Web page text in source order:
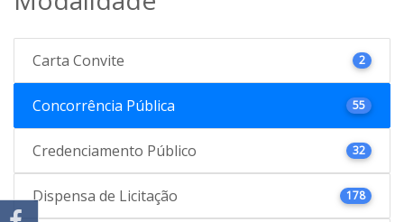
Carta Convite 2
Concorrência Pública 55
Credenciamento Público 32
Dispensa de Licitação 178